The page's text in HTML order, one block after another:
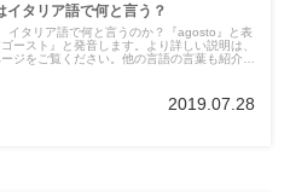
イタリア語で何と言う？
イタリア語で何と言うのか？『agosto』と表
ースト』と発音します。より詳しい説明は、
ジをご覧ください。他の言語の言葉も紹介し
2019.07.28